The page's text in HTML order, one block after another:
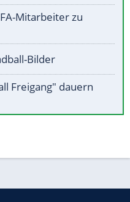
Mitarbeiter zu
Bilder
Freigang" dauern